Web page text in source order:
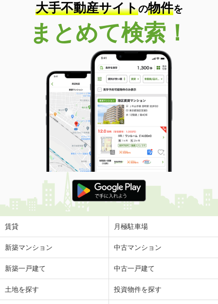
大手不動産サイトの物件を
まとめて検索！
賃貸 月極駐車場
新築マンション 中古マンション
新築一戸建て 中古一戸建て
土地を探す 投資物件を探す